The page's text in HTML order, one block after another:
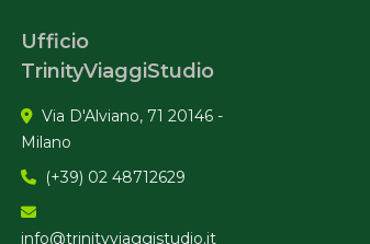
Ufficio
TrinityViaggiStudio
Via D'Alviano, 71 20146 -
Milano
(+39) 02 48712629
info@trinityviaggistudio.it